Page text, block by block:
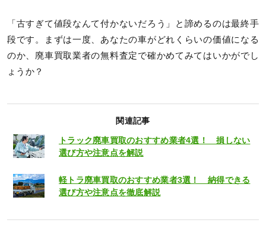
「古すぎて値段なんて付かないだろう」と諦めるのは最終手
段です。まずは一度、あなたの車がどれくらいの価値になる
のか、廃車買取業者の無料査定で確かめてみてはいかがでし
ょうか？
関連記事
トラック廃車買取のおすすめ業者4選！ 損しない
選び方や注意点を解説
軽トラ廃車買取のおすすめ業者3選！ 納得できる
選び方や注意点を徹底解説